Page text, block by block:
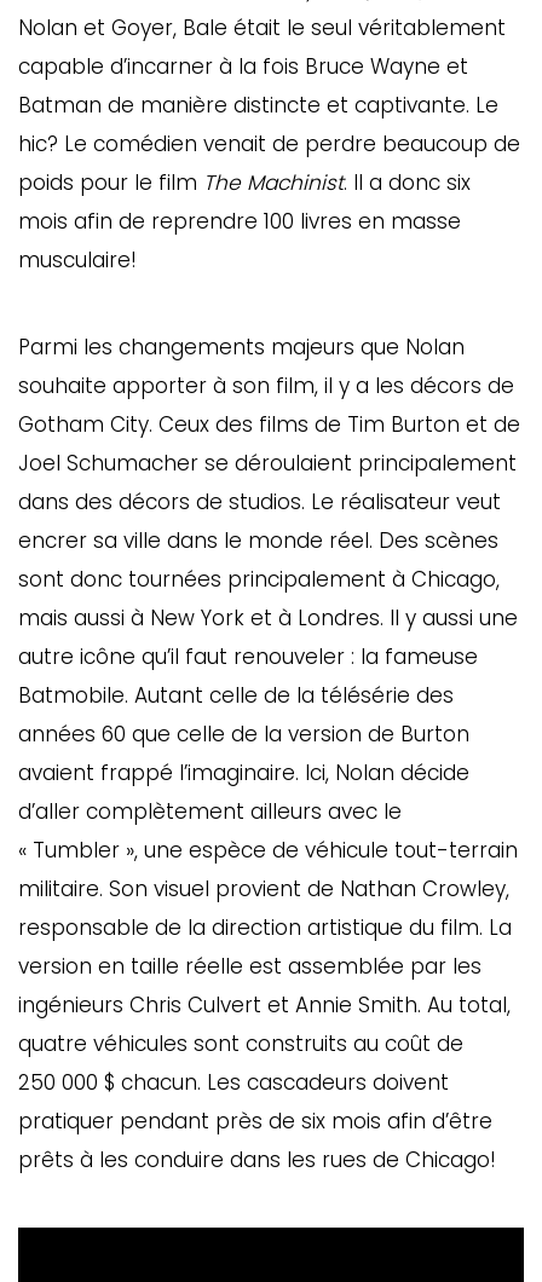
Nolan et Goyer, Bale était le seul véritablement
capable d’incarner à la fois Bruce Wayne et
Batman de manière distincte et captivante. Le
hic? Le comédien venait de perdre beaucoup de
poids pour le film The Machinist. Il a donc six
mois afin de reprendre 100 livres en masse
musculaire!
Parmi les changements majeurs que Nolan
souhaite apporter à son film, il y a les décors de
Gotham City. Ceux des films de Tim Burton et de
Joel Schumacher se déroulaient principalement
dans des décors de studios. Le réalisateur veut
encrer sa ville dans le monde réel. Des scènes
sont donc tournées principalement à Chicago,
mais aussi à New York et à Londres. Il y aussi une
autre icône qu’il faut renouveler : la fameuse
Batmobile. Autant celle de la télésérie des
années 60 que celle de la version de Burton
avaient frappé l’imaginaire. Ici, Nolan décide
d’aller complètement ailleurs avec le
« Tumbler », une espèce de véhicule tout-terrain
militaire. Son visuel provient de Nathan Crowley,
responsable de la direction artistique du film. La
version en taille réelle est assemblée par les
ingénieurs Chris Culvert et Annie Smith. Au total,
quatre véhicules sont construits au coût de
250 000 $ chacun. Les cascadeurs doivent
pratiquer pendant près de six mois afin d’être
prêts à les conduire dans les rues de Chicago!